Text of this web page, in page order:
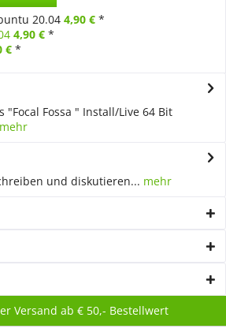
20.04 4,90 € *
4,90 € *
€ *
"Focal Fossa " Install/Live 64 Bit
mehr
und diskutieren... mehr
Versand ab € 50,- Bestellwert